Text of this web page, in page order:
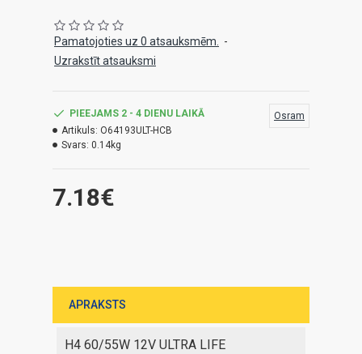
Pamatojoties uz 0 atsauksmēm.
-
Uzrakstīt atsauksmi
7.18€
PIEEJAMS 2 - 4 DIENU LAIKĀ
Artikuls: O64193ULT-HCB
Svars: 0.14kg
Osram
APRAKSTS
H4 60/55W 12V ULTRA LIFE